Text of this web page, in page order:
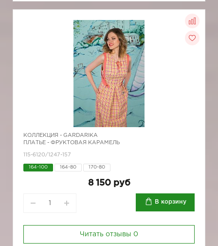
КОЛЛЕКЦИЯ - GARDARIKA
ПЛАТЬЕ - ФРУКТОВАЯ КАРАМЕЛЬ
115-6120/1247-157
164-100 164-80 170-80
8 150 руб
В корзину
Читать отзывы 0